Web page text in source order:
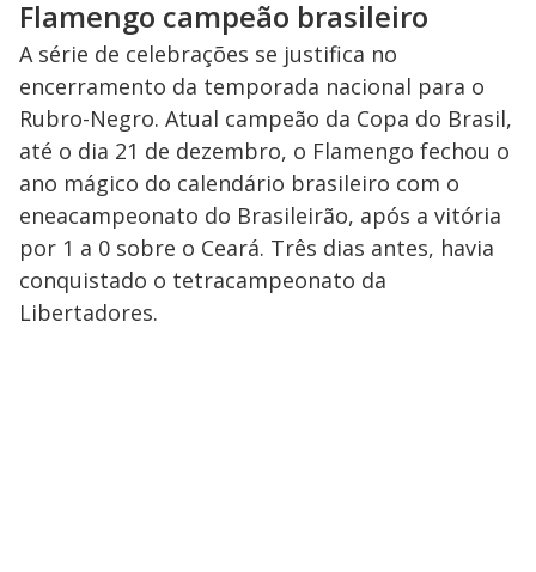
Flamengo campeão brasileiro
A série de celebrações se justifica no
encerramento da temporada nacional para o
Rubro-Negro. Atual campeão da Copa do Brasil,
até o dia 21 de dezembro, o Flamengo fechou o
ano mágico do calendário brasileiro com o
eneacampeonato do Brasileirão, após a vitória
por 1 a 0 sobre o Ceará. Três dias antes, havia
conquistado o tetracampeonato da
Libertadores.